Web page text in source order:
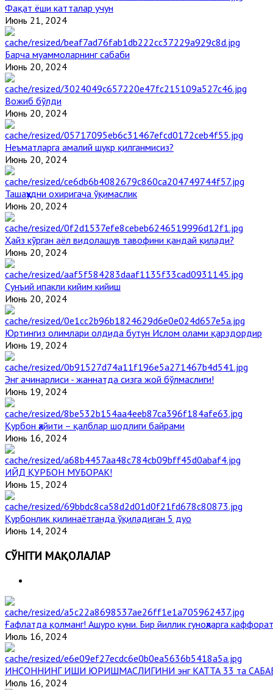
Фақат ёши катталар учун
Июнь 21, 2024
Барча муаммоларнинг сабаби
Июнь 20, 2024
Вожиб бўлди
Июнь 20, 2024
Неъматларга амалий шукр қилганмисиз?
Июнь 20, 2024
Ташаҳҳудни охиригача ўқимаслик
Июнь 20, 2024
Ҳайз кўрган аёл видолашув тавофини қандай қилади?
Июнь 20, 2024
Сунъий ипакли кийим кийиш
Июнь 20, 2024
Юртингиз олимлари олдида бутун Ислом олами қарздордир
Июнь 19, 2024
Энг ачинарлиси - жаннатда сизга жой бўлмаслиги!
Июнь 19, 2024
Қурбон ҳайити – қалблар шодлиги байрами
Июнь 16, 2024
ИЙД ҚУРБОН МУБОРАК!
Июнь 15, 2024
Қурбонлик қилинаётганда ўқиладиган 5 дуо
Июнь 14, 2024
СЎНГГИ МАҚОЛАЛАР
Ғафлатда қолманг! Ашуро куни. Бир йиллик гуноҳларга
Июль 16, 2024
ИНСОННИНГ ИШИ ЮРИШМАСЛИГИНИ энг КАТТА 33 та
Июль 16, 2024